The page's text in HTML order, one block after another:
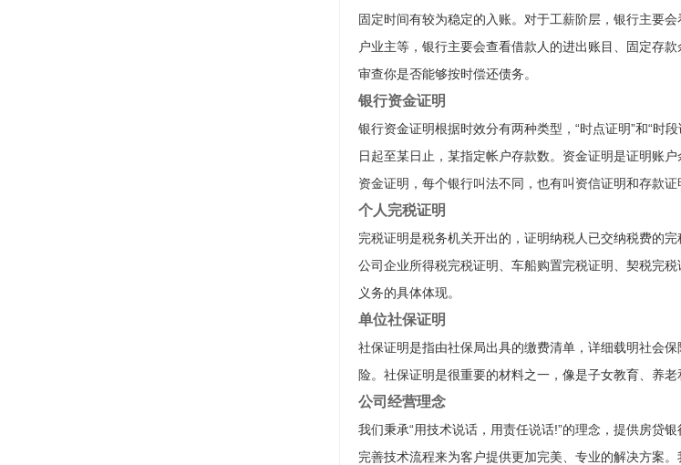
固定时间有较为稳定的入账。对于工薪阶层，银行主要
户业主等，银行主要会查看借款人的进出账目、固定存
审查你是否能够按时偿还债务。
银行资金证明
银行资金证明根据时效分有两种类型，“时点证明”和“时
日起至某日止，某指定帐户存款数。资金证明是证明账
资金证明，每个银行叫法不同，也有叫资信证明和存款证
个人完税证明
完税证明是税务机关开出的，证明纳税人已交纳税费的
公司企业所得税完税证明、车船购置完税证明、契税完
义务的具体体现。
单位社保证明
社保证明是指由社保局出具的缴费清单，详细载明社会
险。社保证明是很重要的材料之一，像是子女教育、养老
公司经营理念
我们秉承“用技术说话，用责任说话!”的理念，提供房贷
完善技术流程来为客户提供更加完美、专业的解决方案